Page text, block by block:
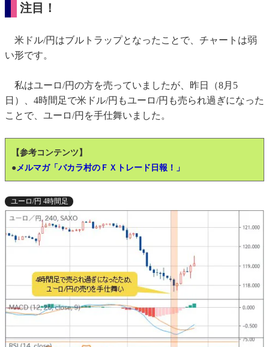
注目！
米ドル/円はブルトラップとなったことで、チャートは弱
い形です。
私はユーロ/円の方を売っていましたが、昨日（8月5
日）、4時間足で米ドル/円もユーロ/円も売られ過ぎになった
ことで、ユーロ/円を手仕舞いました。
【参考コンテンツ】
● メルマガ「バカラ村のＦＸトレード日報！」
ユーロ/円 4時間足